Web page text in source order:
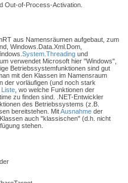
Out-of-Process-Activation.
aus Namensräumen aufgebaut, zum
Windows.Data.Xml.Dom,
System.Threading und
verwendet Microsoft hier "Windows",
Betriebssystemfunktionen sind gut
mit den Klassen im Namensraum
der vorläufigen (und noch stark
Liste , wo welche Funktionen der
zu finden sind. .NET-Entwickler
des Betriebssystems (z.B.
bereitstehen. MitAusnahme der
auch "klassischen" (d.h. nicht
stehen.